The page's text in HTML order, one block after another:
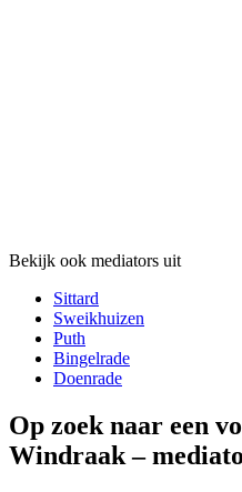
Bekijk ook mediators uit
Sittard
Sweikhuizen
Puth
Bingelrade
Doenrade
Op zoek naar een
Windraak –